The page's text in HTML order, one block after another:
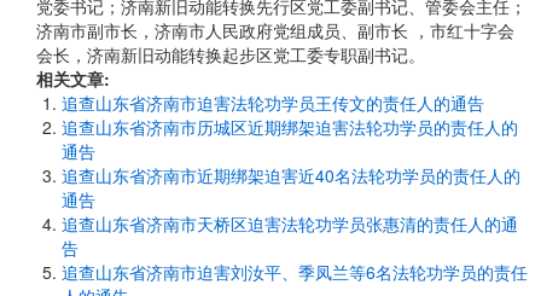
党委书记；济南新旧动能转换先行区党工委副书记、管委会主任；
济南市副市长，济南市人民政府党组成员、副市长 ，市红十字会
会长，济南新旧动能转换起步区党工委专职副书记。
相关文章:
追查山东省济南市迫害法轮功学员王传文的责任人的通告
追查山东省济南市历城区近期绑架迫害法轮功学员的责任人的
通告
追查山东省济南市近期绑架迫害近40名法轮功学员的责任人的
通告
追查山东省济南市天桥区迫害法轮功学员张惠清的责任人的通
告
追查山东省济南市迫害刘汝平、季凤兰等6名法轮功学员的责任